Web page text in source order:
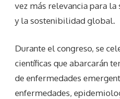
vez más relevancia para
y la sostenibilidad global.
Durante el congreso, se
científicas que abarcarán
de enfermedades
enfermedades,